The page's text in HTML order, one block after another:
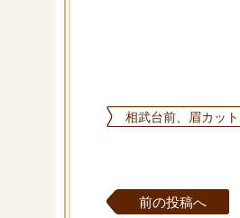
相武台前、眉カッ
前の投稿へ